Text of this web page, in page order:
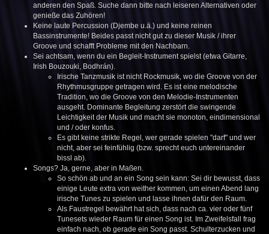
anderen den Spaß. Suche dann bitte nach leiseren Alternativen oder
genieße das Zuhören!
Keine laute Percussion (Djembe u.ä.) und keine reinen
Bassinstrumente! Beides passt nicht gut zu dieser Musik / ihrer
Groove und schafft Probleme mit den Nachbarn.
Sei achtsam, wenn du ein Begleit-Instrument spielst (etwa Gitarre,
Irish Bouzouki, Bodhrán).
Irische Tanzmusik ist nicht Rockmusik, wo die Groove von der
Rhythmusgruppe getragen wird. Es ist eine melodische
Tradition, wo die Groove von den Melodie-Instrumenten
ausgeht. Dominante Begleitung zerstört die swingende
Leichtigkeit der Musik und macht sie monoton, eindimensional
und / oder konfus.
Es gibt keine strikte Regel, wer gerade spielen "darf" und wer
nicht, aber sei feinfühlig (bzw. sprecht euch untereinander
bissl ab).
Songs? Ja, gerne, aber in Maßen.
So schön ab und an ein Song sein kann: Sei dir bewusst, dass
einige Leute extra von weither kommen, um einen Abend lang
irische Tunes zu spielen und lasse ihnen dafür den Raum.
Als Faustregel bewährt hat sich, dass nach ca. vier oder fünf
Tunesets wieder Raum für einen Song ist. Im Zweifelsfall frag
einfach nach, ob gerade ein Song passt. Schulterzucken und